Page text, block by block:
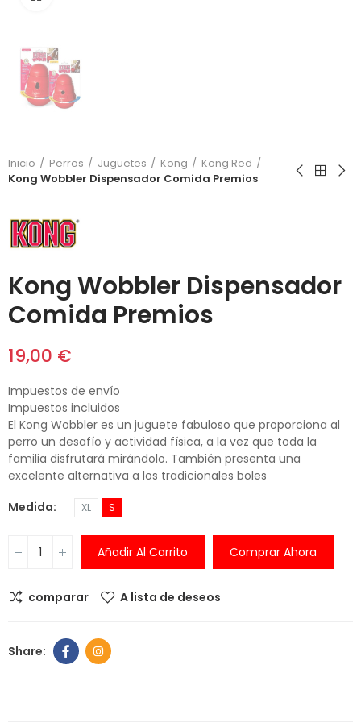
Inicio Perros Juguetes Kong
Kong Red
Kong Wobbler Dispensador Comida Premios
Kong Wobbler Dispensador
Comida Premios
19,00 €
Impuestos de envío
Impuestos incluidos
El Kong Wobbler es un juguete fabuloso que proporciona al
perro un desafío y actividad física, a la vez que toda la
familia disfrutará mirándolo. También presenta una
excelente alternativa a los tradicionales boles
Medida
XL S
Añadir Al Carrito Comprar Ahora
comparar A lista de deseos